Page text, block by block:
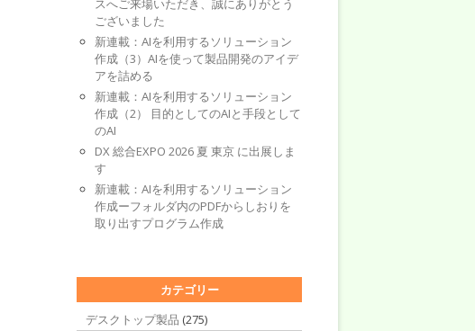
スへご来場いただき、誠にありがとう
ございました
新連載：AIを利用するソリューション
作成（3）AIを使って製品開発のアイデ
アを詰める
新連載：AIを利用するソリューション
作成（2） 目的としてのAIと手段として
のAI
DX 総合EXPO 2026 夏 東京 に出展しま
す
新連載：AIを利用するソリューション
作成ーフォルダ内のPDFからしおりを
取り出すプログラム作成
カテゴリー
デスクトップ製品 (275)